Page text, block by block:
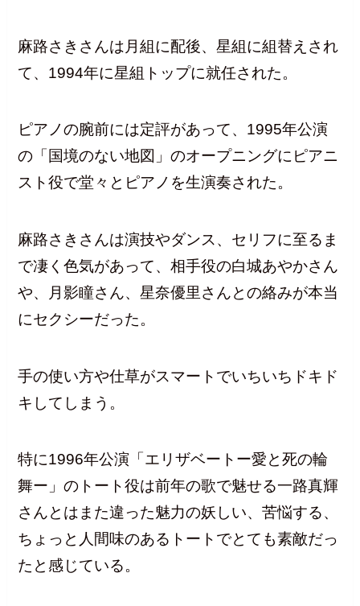
麻路さきさんは月組に配後、星組に組替えされ
て、1994年に星組トップに就任された。
ピアノの腕前には定評があって、1995年公演
の「国境のない地図」のオープニングにピアニ
スト役で堂々とピアノを生演奏された。
麻路さきさんは演技やダンス、セリフに至るま
で凄く色気があって、相手役の白城あやかさん
や、月影瞳さん、星奈優里さんとの絡みが本当
にセクシーだった。
手の使い方や仕草がスマートでいちいちドキド
キしてしまう。
特に1996年公演「エリザベートー愛と死の輪
舞ー」のトート役は前年の歌で魅せる一路真輝
さんとはまた違った魅力の妖しい、苦悩する、
ちょっと人間味のあるトートでとても素敵だっ
たと感じている。